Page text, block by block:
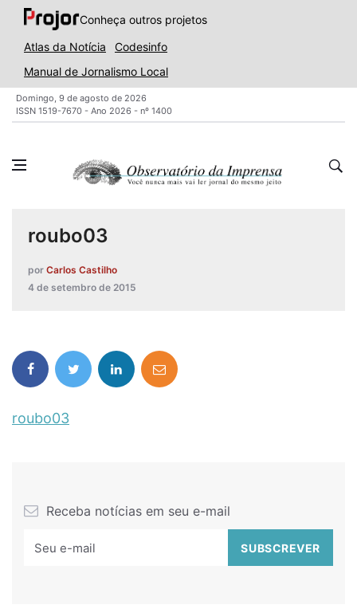
Conheça outros projetos
Atlas da Notícia
Codesinfo
Manual de Jornalismo Local
Domingo, 9 de agosto de 2026
ISSN 1519-7670 - Ano 2026 - nº 1400
roubo03
por Carlos Castilho
4 de setembro de 2015
roubo03
Receba notícias em seu e-mail